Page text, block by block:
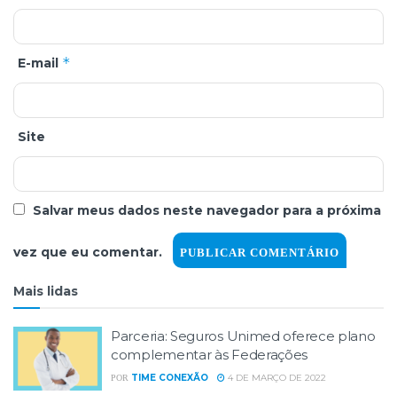
E-mail *
Site
Salvar meus dados neste navegador para a próxima
vez que eu comentar.
Mais lidas
Parceria: Seguros Unimed oferece plano
complementar às Federações
POR TIME CONEXÃO 4 DE MARÇO DE 2022